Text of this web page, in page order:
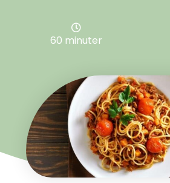
60 minuter